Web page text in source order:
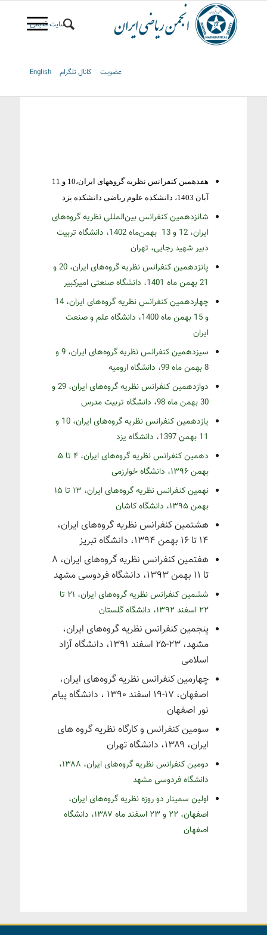
سایت قدیمی
عضویت کانال تلگرام English
هفدهمین کنفرانس نظریه گروههای ایران،10 و 11
آبان 1403، دانشکده علوم ریاضی دانشکده یزد
شانزدهمین کنفرانس بین‌المللی نظریه گروه‌های
ایران، 12 و 13
بهمن‌‌ماه 1402، دانشگاه تربیت
دبیر شهید رجایی، تهران
پانزدهمین کنفرانس نظریه گروه‌های ایران، 20 و
21 بهمن ماه 1401، دانشگاه صنعتی امیرکبیر
چهاردهمین کنفرانس نظریه گروه‌های ایران، 14
و 15 بهمن ماه 1400، دانشگاه علم و صنعت
ایران
سیزدهمین کنفرانس نظریه گروه‌های ایران، 9 و
8 بهمن ماه 99، دانشگاه ارومیه
دوازدهمین کنفرانس نظریه گروه‌های ایران، 29 و
30 بهمن ماه 98، دانشگاه تربیت مدرس
یازدهمین کنفرانس نظریه گروه‌های ایران، 10 و
11 بهمن 1397، دانشگاه یزد
دهمین کنفرانس نظریه گروه‌های ایران، ۴ تا ۵
بهمن ۱۳۹۶، دانشگاه خوارزمی
نهمین کنفرانس نظریه گروه‌های ایران، ۱۳ تا ۱۵
بهمن ۱۳۹۵، دانشگاه کاشان
هشتمین کنفرانس نظریه گروه‌های ایران،
۱۴ تا ۱۶ بهمن ۱۳۹۴، دانشگاه تبریز
هفتمین کنفرانس نظریه گروه‌های ایران، ۸
تا ۱۱ بهمن ۱۳۹۳، دانشگاه فردوسی مشهد
ششمین کنفرانس نظریه گروه‌های ایران، ۲۱ تا
۲۲ اسفند ۱۳۹۲، دانشگاه گلستان
پنجمین کنفرانس نظریه گروه‌های ایران،
مشهد، ۲۳-۲۵ اسفند ۱۳۹۱، دانشگاه آزاد
اسلامی
چهارمین کنفرانس نظریه گروه‌های ایران،
اصفهان، ۱۷-۱۹ اسفند ۱۳۹۰ ، دانشگاه پیام
نور اصفهان
سومین کنفرانس و کارگاه نظریه گروه های
ایران، ۱۳۸۹، دانشگاه تهران
دومین کنفرانس نظریه گروه‌های ایران، ۱۳۸۸،
دانشگاه فردوسی مشهد
اولین سمینار دو روزه نظریه گروه‌های ایران،
اصفهان، ۲۲ و ۲۳ اسفند ماه ۱۳۸۷، دانشگاه
اصفهان